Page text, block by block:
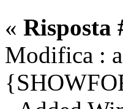
« Risposta
Modifica :